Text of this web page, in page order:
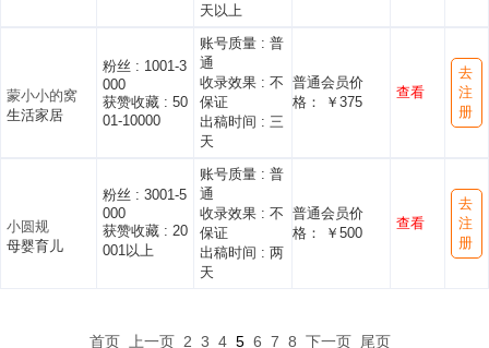
天以上
蒙小小的窝
生活家居
粉丝 : 1001-3
000
获赞收藏 : 50
01-10000
账号质量 : 普
通
收录效果 : 不
保证
出稿时间 : 三
天
普通会员价
格： ￥375
查看
去
注
册
小圆规
母婴育儿
粉丝 : 3001-5
000
获赞收藏 : 20
001以上
账号质量 : 普
通
收录效果 : 不
保证
出稿时间 : 两
天
普通会员价
格： ￥500
查看
去
注
册
首页 上一页 2 3 4 5 6 7 8 下一页 尾页